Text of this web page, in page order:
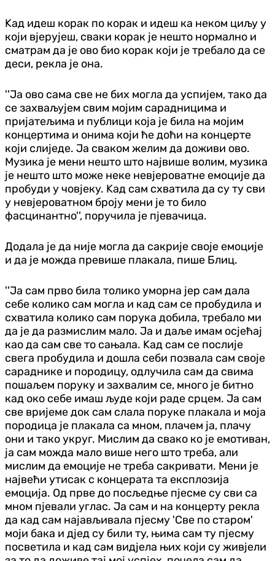
Kад идеш корак по корак и идеш ка неком циљу у
који вјерујеш, сваки корак је нешто нормално и
сматрам да је ово био корак који је требало да се
деси, рекла је она.
''Ја ово сама све не бих могла да успијем, тако да
се захваљујем свим мојим сарадницима и
пријатељима и публици која је била на мојим
концертима и онима који ће доћи на концерте
који слиједе. Ја сваком желим да доживи ово.
Музика је мени нешто што највише волим, музика
је нешто што може неке невјероватне емоције да
пробуди у човјеку. Kад сам схватила да су ту сви
у невјероватном броју мени је то било
фасцинантно'', поручила је пјевачица.
Додала је да није могла да сакрије своје емоције
и да је можда превише плакала, пише Блиц.
''Ја сам прво била толико уморна јер сам дала
себе колико сам могла и кад сам се пробудила и
схватила колико сам порука добила, требало ми
да је да размислим мало. Ја и даље имам осјећај
као да сам све то сањала. Kад сам се послије
свега пробудила и дошла себи позвала сам своје
сараднике и породицу, одлучила сам да свима
пошаљем поруку и захвалим се, много је битно
кад око себе имаш људе који раде срцем. Ја сам
све вријеме док сам слала поруке плакала и моја
породица је плакала са мном, плачем ја, плачу
они и тако укруг. Мислим да свако ко је емотиван,
ја сам можда мало више него што треба, али
мислим да емоције не треба сакривати. Мени је
највећи утисак с концерата та експлозија
емоција. Од прве до посљедње пјесме су сви са
мном пјевали углас. Ја сам и на концерту рекла
да кад сам најављивала пјесму 'Све по старом'
моји бака и дјед су били ту, њима сам ту пјесму
посветила и кад сам видјела њих који су живјели